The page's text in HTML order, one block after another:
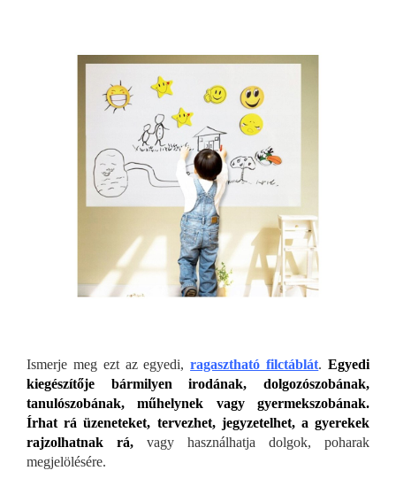
Ismerje meg ezt az egyedi,ragasztható filctáblát.Egyedi
kiegészítője bármilyen irodának, dolgozószobának,
tanulószobának, műhelynek vagy gyermekszobának.
Írhat rá üzeneteket, tervezhet, jegyzetelhet, a gyerekek
rajzolhatnak rá, vagy használhatja dolgok, poharak
megjelölésére.